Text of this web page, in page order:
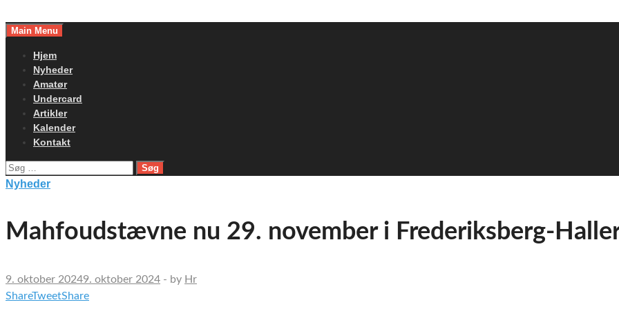
toMain Menu
Hjem
Nyheder
Amatør
Undercard
Artikler
Kalender
Kontakt
Søg
efter:
Nyheder
Mahfoudstævne nu 29. november i Frederiksberg-
9. oktober 20249. oktober 2024 - by Hr
ShareTweetShare